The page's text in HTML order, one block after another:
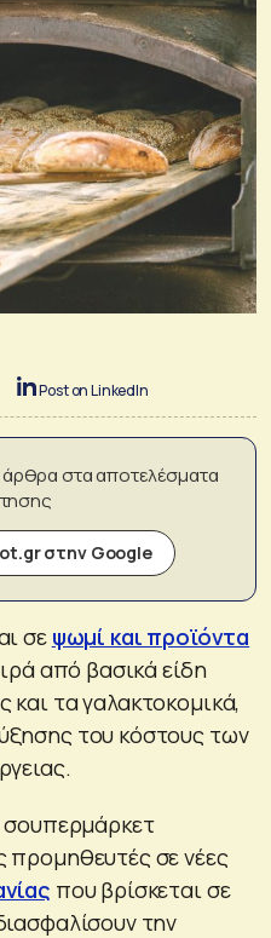
Post on LinkedIn
στα αποτελέσματα
στην Google
σε ψωμί και προϊόντα
από βασικά είδη
τα γαλακτοκομικά,
του κόστους των
σουπερμάρκετ
προμηθευτές σε νέες
που βρίσκεται σε
την